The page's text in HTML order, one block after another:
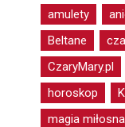
amulety
Beltane
CzaryMary.pl
horoskop
magia miłosna